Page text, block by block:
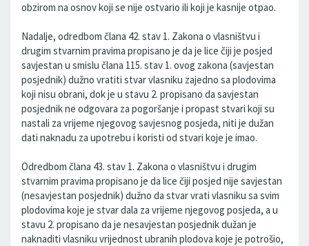
obzirom na osnov koji se nije ostvario ili koji je kasnije otpao.
Nadalje, odredbom člana 42. stav 1. Zakona o vlasništvu i
drugim stvarnim pravima propisano je da je lice čiji je posjed
savjestan u smislu člana 115. stav 1. ovog zakona (savjestan
posjednik) dužno vratiti stvar vlasniku zajedno sa plodovima
koji nisu obrani, dok je u stavu 2. propisano da savjestan
posjednik ne odgovara za pogoršanje i propast stvari koji su
nastali za vrijeme njegovog savjesnog posjeda, niti je dužan
dati naknadu za upotrebu i koristi od stvari koje je imao.
Odredbom člana 43. stav 1. Zakona o vlasništvu i drugim
stvarnim pravima propisano je da lice čiji posjed nije savjestan
(nesavjestan posjednik) dužno da stvar vrati vlasniku sa svim
plodovima koje je stvar dala za vrijeme njegovog posjeda, a u
stavu 2. propisano da je nesavjestan posjednik dužan je
naknaditi vlasniku vrijednost ubranih plodova koje je potrošio,